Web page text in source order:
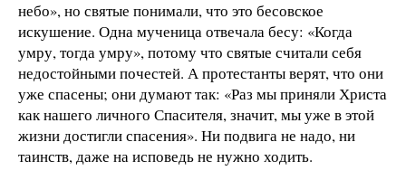
небо», но святые понимали, что это бесовское
искушение. Одна мученица отвечала бесу: «Когда
умру, тогда умру», потому что святые считали себя
недостойными почестей. А протестанты верят, что они
уже спасены; они думают так: «Раз мы приняли Христа
как нашего личного Спасителя, значит, мы уже в этой
жизни достигли спасения». Ни подвига не надо, ни
таинств, даже на исповедь не нужно ходить.